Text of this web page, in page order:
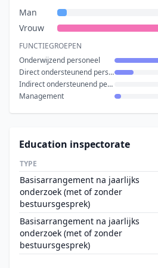
Man
Vrouw
FUNCTIEGROEPEN
Onderwijzend personeel
Direct ondersteunend personeel
Indirect ondersteunend personeel
Management
Education inspectorate
TYPE
Basisarrangement na jaarlijks
onderzoek (met of zonder
bestuursgesprek)
Basisarrangement na jaarlijks
onderzoek (met of zonder
bestuursgesprek)